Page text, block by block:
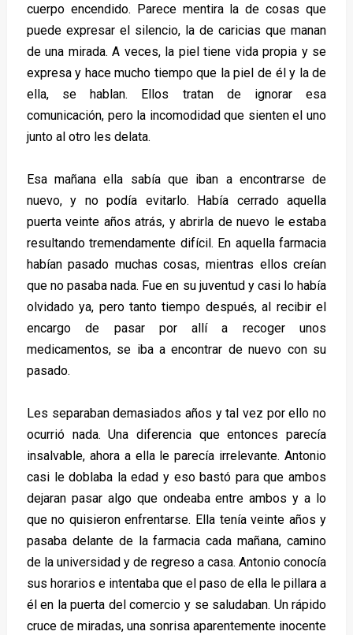
cuerpo encendido. Parece mentira la de cosas que
puede expresar el silencio, la de caricias que manan
de una mirada. A veces, la piel tiene vida propia y se
expresa y hace mucho tiempo que la piel de él y la de
ella, se hablan. Ellos tratan de ignorar esa
comunicación, pero la incomodidad que sienten el uno
junto al otro les delata.
Esa mañana ella sabía que iban a encontrarse de
nuevo, y no podía evitarlo. Había cerrado aquella
puerta veinte años atrás, y abrirla de nuevo le estaba
resultando tremendamente difícil. En aquella farmacia
habían pasado muchas cosas, mientras ellos creían
que no pasaba nada. Fue en su juventud y casi lo había
olvidado ya, pero tanto tiempo después, al recibir el
encargo de pasar por allí a recoger unos
medicamentos, se iba a encontrar de nuevo con su
pasado.
Les separaban demasiados años y tal vez por ello no
ocurrió nada. Una diferencia que entonces parecía
insalvable, ahora a ella le parecía irrelevante. Antonio
casi le doblaba la edad y eso bastó para que ambos
dejaran pasar algo que ondeaba entre ambos y a lo
que no quisieron enfrentarse. Ella tenía veinte años y
pasaba delante de la farmacia cada mañana, camino
de la universidad y de regreso a casa. Antonio conocía
sus horarios e intentaba que el paso de ella le pillara a
él en la puerta del comercio y se saludaban. Un rápido
cruce de miradas, una sonrisa aparentemente inocente